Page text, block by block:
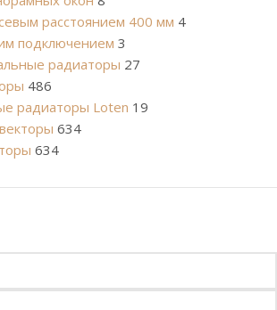
расстоянием 400 мм 4
подключением 3
радиаторы 27
486
радиаторы Loten 19
634
634